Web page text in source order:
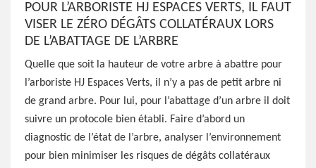
POUR L’ARBORISTE HJ ESPACES VERTS, IL FAUT
VISER LE ZÉRO DÉGÂTS COLLATÉRAUX LORS
DE L’ABATTAGE DE L’ARBRE
Quelle que soit la hauteur de votre arbre à abattre pour
l’arboriste HJ Espaces Verts, il n’y a pas de petit arbre ni
de grand arbre. Pour lui, pour l’abattage d’un arbre il doit
suivre un protocole bien établi. Faire d’abord un
diagnostic de l’état de l’arbre, analyser l’environnement
pour bien minimiser les risques de dégâts collatéraux